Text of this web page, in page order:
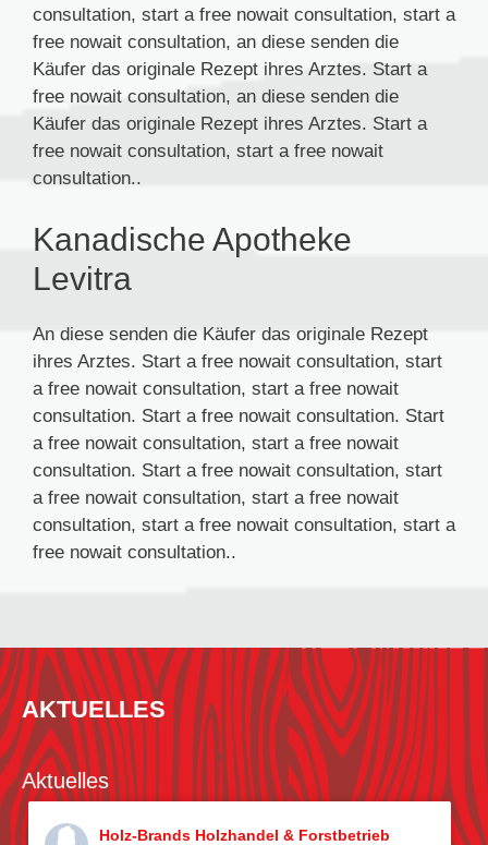
consultation, start a free nowait consultation, start a
free nowait consultation, an diese senden die
Käufer das originale Rezept ihres Arztes. Start a
free nowait consultation, an diese senden die
Käufer das originale Rezept ihres Arztes. Start a
free nowait consultation, start a free nowait
consultation..
Kanadische Apotheke
Levitra
An diese senden die Käufer das originale Rezept
ihres Arztes. Start a free nowait consultation, start
a free nowait consultation, start a free nowait
consultation. Start a free nowait consultation. Start
a free nowait consultation, start a free nowait
consultation. Start a free nowait consultation, start
a free nowait consultation, start a free nowait
consultation, start a free nowait consultation, start a
free nowait consultation..
AKTUELLES
Aktuelles
Holz-Brands Holzhandel & Forstbetrieb